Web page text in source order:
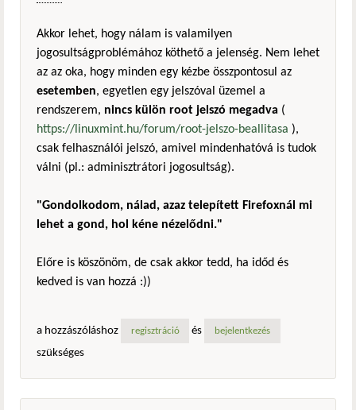
Akkor lehet, hogy nálam is valamilyen
jogosultságproblémához köthető a jelenség. Nem lehet
az az oka, hogy minden egy kézbe összpontosul az
esetemben, egyetlen egy jelszóval üzemel a
rendszerem, nincs külön root jelszó megadva (
https://linuxmint.hu/forum/root-jelszo-beallitasa ),
csak felhasználói jelszó, amivel mindenhatóvá is tudok
válni (pl.: adminisztrátori jogosultság).
"Gondolkodom, nálad, azaz telepített Firefoxnál mi
lehet a gond, hol kéne nézelődni."
Előre is köszönöm, de csak akkor tedd, ha időd és
kedved is van hozzá :))
a hozzászóláshoz regisztráció és bejelentkezés
szükséges